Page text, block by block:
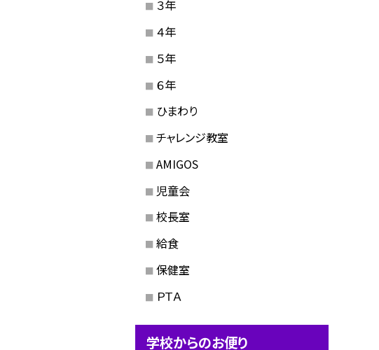
３年
４年
５年
６年
ひまわり
チャレンジ教室
AMIGOS
児童会
校長室
給食
保健室
ＰＴＡ
学校からのお便り